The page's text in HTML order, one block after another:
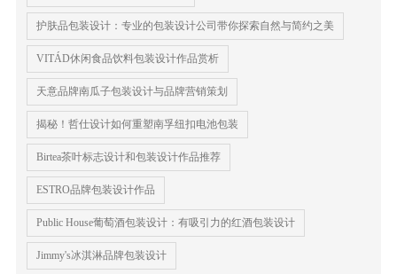
护肤品包装设计：专业的包装设计公司带你探索自然与简约之美
VITÁD休闲食品饮料包装设计作品赏析
天意品牌南瓜子包装设计与品牌营销策划
揭秘！哲仕设计如何重塑南孚纽扣电池包装
Birtea茶叶标志设计和包装设计作品推荐
ESTRO品牌包装设计作品
Public House葡萄酒包装设计：有吸引力的红酒包装设计
Jimmy's冰淇淋品牌包装设计